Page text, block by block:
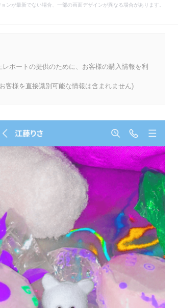
ンが最新でない場合、一部の画面デザインが異なる場合があります。
ポートの提供のために、お客様の購入情報を利
客様を直接識別可能な情報は含まれません)